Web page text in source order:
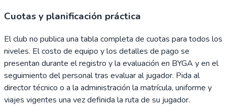
Cuotas y planificación práctica
El club no publica una tabla completa de cuotas para todos los
niveles. El costo de equipo y los detalles de pago se
presentan durante el registro y la evaluación en BYGA y en el
seguimiento del personal tras evaluar al jugador. Pida al
director técnico o a la administración la matrícula, uniforme y
viajes vigentes una vez definida la ruta de su jugador.